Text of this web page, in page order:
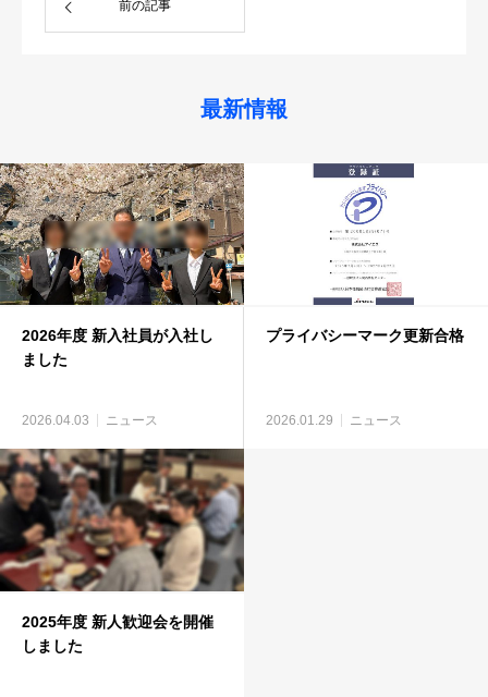
前の記事
最新情報
2026年度 新入社員が入社し
ました
2026.04.03 ニュース
プライバシーマーク更新合格
2026.01.29 ニュース
2025年度 新人歓迎会を開催
しました